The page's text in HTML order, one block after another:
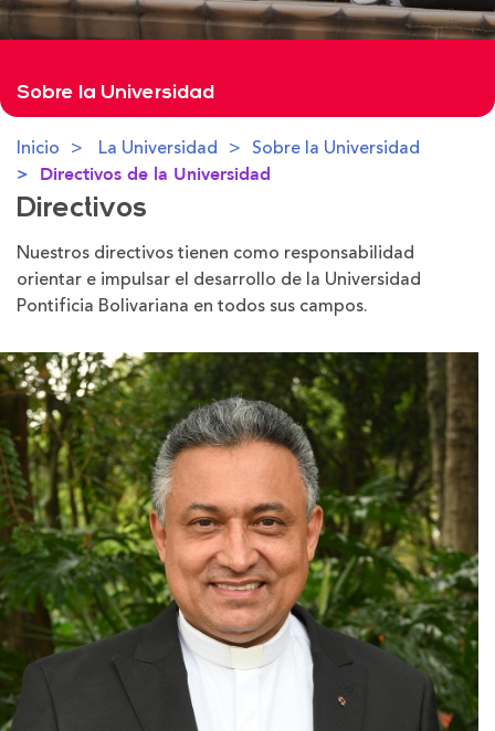
Sobre la Universidad
Inicio La Universidad Sobre la Universidad
Directivos de la Universidad
Directivos
Nuestros directivos tienen como responsabilidad
orientar e impulsar el desarrollo de la Universidad
Pontificia Bolivariana en todos sus campos.